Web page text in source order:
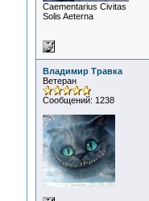
Сaementarius Civitas
Solis Aeterna
Владимир Травка
Ветеран
Сообщений: 1238